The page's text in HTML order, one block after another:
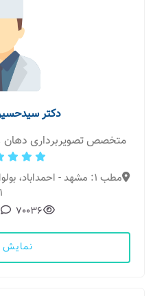
دکتر
متخصص تصویربرداری دهان
70036
نمایش